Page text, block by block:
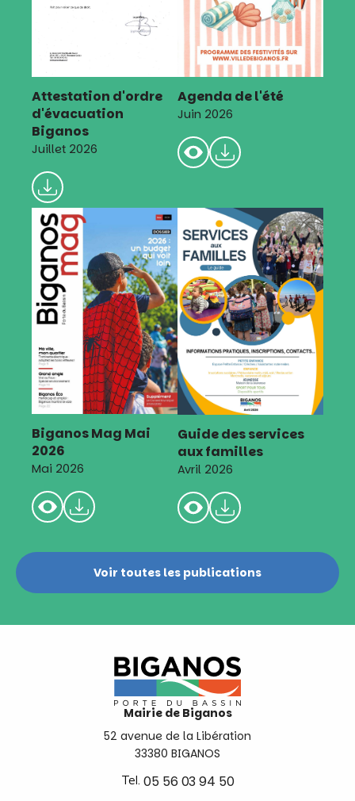
Attestation d'ordre
d'évacuation
Biganos
Juillet 2026
Agenda de l'été
Juin 2026
Biganos Mag Mai
2026
Mai 2026
Guide des services
aux familles
Avril 2026
Voir toutes les publications
Mairie de Biganos
52 avenue de la Libération
33380 BIGANOS
Tel. 05 56 03 94 50